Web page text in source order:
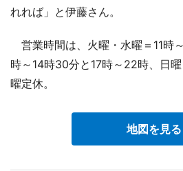
れれば」と伊藤さん。
営業時間は、火曜・水曜＝11時
時～14時30分と17時～22時、日
曜定休。
地図を見る